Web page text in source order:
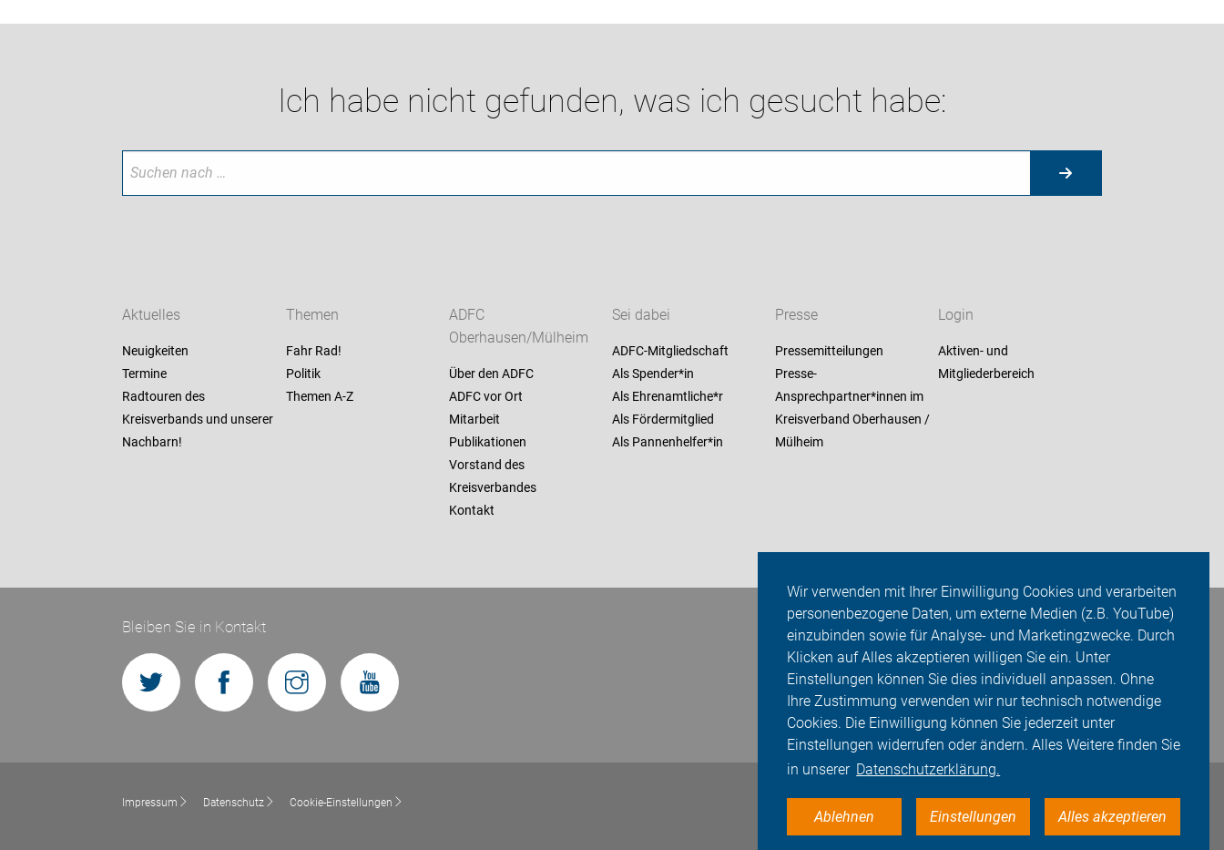
Wir verwenden mit Ihrer Einwilligung Cookies und verarbeiten
personenbezogene Daten, um externe Medien (z.B. YouTube)
einzubinden sowie für Analyse- und Marketingzwecke. Durch
Klicken auf Alles akzeptieren willigen Sie ein. Unter
Einstellungen können Sie dies individuell anpassen. Ohne
Ihre Zustimmung verwenden wir nur technisch notwendige
Cookies. Die Einwilligung können Sie jederzeit unter
Einstellungen widerrufen oder ändern. Alles Weitere finden Sie
in unserer Datenschutzerklärung.
Ablehnen Einstellungen Alles akzeptieren
Ich habe nicht gefunden, was ich gesucht habe:
Aktuelles
Neuigkeiten
Termine
Radtouren des
Kreisverbands und unserer
Nachbarn!
Themen
Fahr Rad!
Politik
Themen A-Z
ADFC
Oberhausen/Mülheim
Über den ADFC
ADFC vor Ort
Mitarbeit
Publikationen
Vorstand des
Kreisverbandes
Kontakt
Sei dabei
ADFC-Mitgliedschaft
Als Spender*in
Als Ehrenamtliche*r
Als Fördermitglied
Als Pannenhelfer*in
Presse
Pressemitteilungen
Presse-
Ansprechpartner*innen im
Kreisverband Oberhausen /
Mülheim
Login
Aktiven- und
Mitgliederbereich
Bleiben Sie in Kontakt
Impressum Datenschutz Cookie-Einstellungen